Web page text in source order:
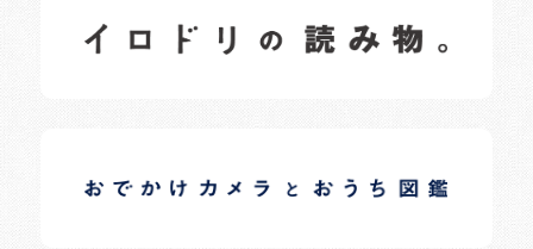
日常の様子など随時更新中です。
日常の様子など随時更新中です。